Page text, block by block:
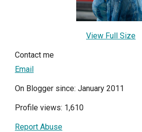
View Full Size
Contact me
Email
On Blogger since: January 2011
Profile views: 1,610
Report Abuse